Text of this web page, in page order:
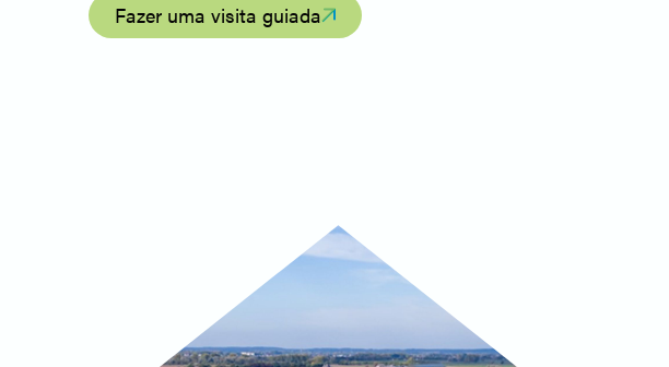
Fazer uma visita guiada